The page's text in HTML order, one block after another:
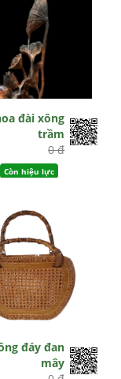
đài xông
trầm
0 đ
Còn hiệu lực
đáy đan
mây